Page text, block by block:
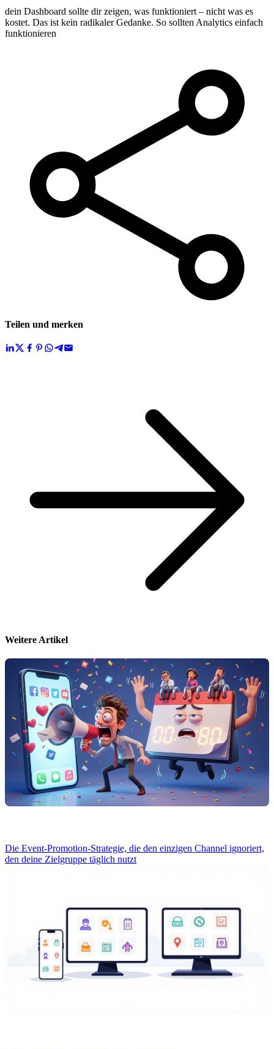
dein Dashboard sollte dir zeigen, was funktioniert – nicht was es
kostet. Das ist kein radikaler Gedanke. So sollten Analytics einfach
funktionieren
Teilen und merken
Weitere Artikel
Die Event-Promotion-Strategie, die den einzigen Channel ignoriert,
den deine Zielgruppe täglich nutzt